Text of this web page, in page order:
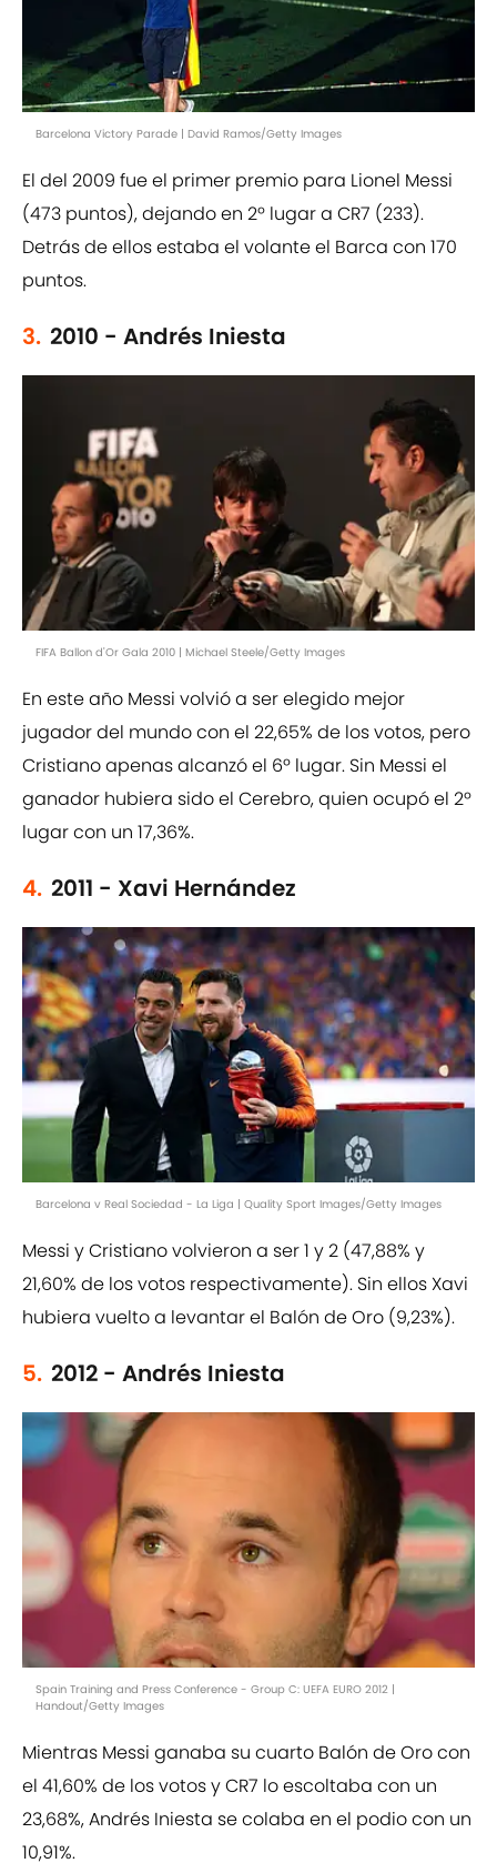
Barcelona Victory Parade | David Ramos/Getty Images
El del 2009 fue el primer premio para Lionel Messi
(473 puntos), dejando en 2º lugar a CR7 (233).
Detrás de ellos estaba el volante el Barca con 170
puntos.
3. 2010 - Andrés Iniesta
FIFA Ballon d'Or Gala 2010 | Michael Steele/Getty Images
En este año Messi volvió a ser elegido mejor
jugador del mundo con el 22,65% de los votos, pero
Cristiano apenas alcanzó el 6º lugar. Sin Messi el
ganador hubiera sido el Cerebro, quien ocupó el 2º
lugar con un 17,36%.
4. 2011 - Xavi Hernández
Barcelona v Real Sociedad - La Liga | Quality Sport Images/Getty Images
Messi y Cristiano volvieron a ser 1 y 2 (47,88% y
21,60% de los votos respectivamente). Sin ellos Xavi
hubiera vuelto a levantar el Balón de Oro (9,23%).
5. 2012 - Andrés Iniesta
Spain Training and Press Conference - Group C: UEFA EURO 2012 |
Handout/Getty Images
Mientras Messi ganaba su cuarto Balón de Oro con
el 41,60% de los votos y CR7 lo escoltaba con un
23,68%, Andrés Iniesta se colaba en el podio con un
10,91%.